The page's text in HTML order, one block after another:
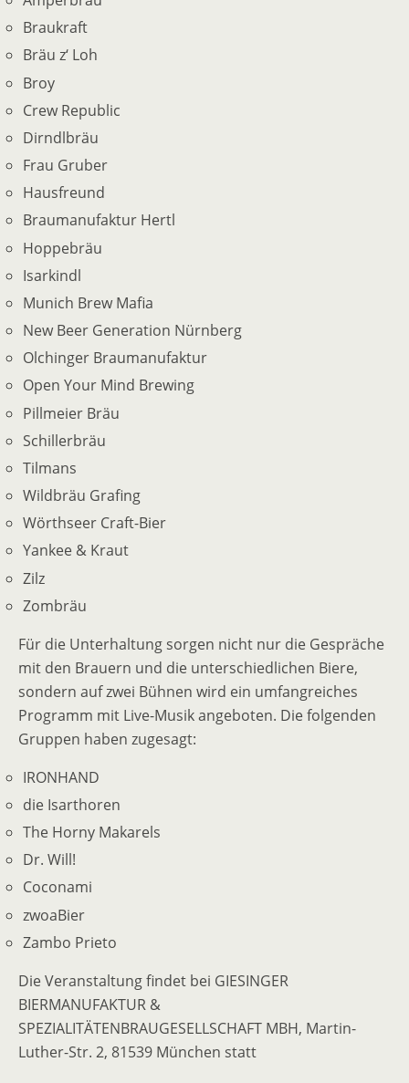
Braukraft
Bräu z‘ Loh
Broy
Crew Republic
Dirndlbräu
Frau Gruber
Hausfreund
Braumanufaktur Hertl
Hoppebräu
Isarkindl
Munich Brew Mafia
New Beer Generation Nürnberg
Olchinger Braumanufaktur
Open Your Mind Brewing
Pillmeier Bräu
Schillerbräu
Tilmans
Wildbräu Grafing
Wörthseer Craft-Bier
Yankee & Kraut
Zilz
Zombräu
Für die Unterhaltung sorgen nicht nur die Gespräche
mit den Brauern und die unterschiedlichen Biere,
sondern auf zwei Bühnen wird ein umfangreiches
Programm mit Live-Musik angeboten. Die folgenden
Gruppen haben zugesagt:
IRONHAND
die Isarthoren
The Horny Makarels
Dr. Will!
Coconami
zwoaBier
Zambo Prieto
Die Veranstaltung findet bei GIESINGER
BIERMANUFAKTUR &
SPEZIALITÄTENBRAUGESELLSCHAFT MBH, Martin-
Luther-Str. 2, 81539 München statt